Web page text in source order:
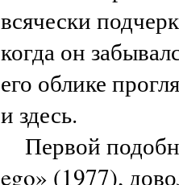
всячески
когда он
его облике
и здесь.
Первой
ego» (1977),